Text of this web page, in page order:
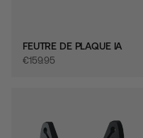
FEUTRE DE PLAQUE IA
€‎159.95